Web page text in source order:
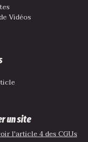
Vidéos
un site
l'article 4 des CGUs